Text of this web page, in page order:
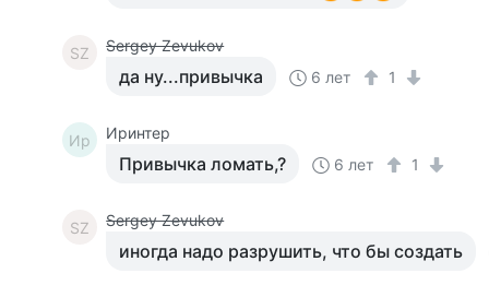
SZ Sergey Zevukov
да ну...привычка 6 лет 1
Ир Иринтер
Привычка ломать,? 6 лет 1
SZ Sergey Zevukov
иногда надо разрушить, что бы создать